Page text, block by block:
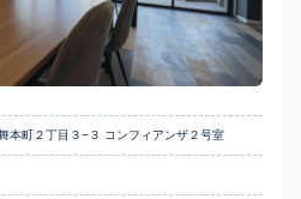
本町２丁目３−３ コンフィアンザ２号室